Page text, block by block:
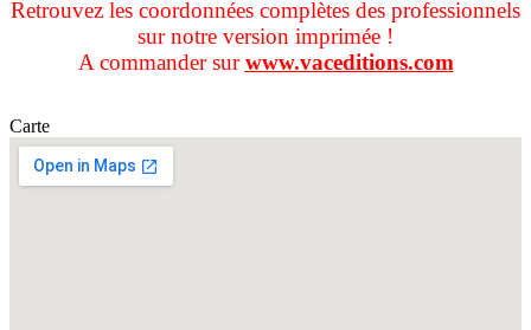
Retrouvez les coordonnées complètes des professionnels
sur notre version imprimée !
A commander surwww.vaceditions.com
Carte